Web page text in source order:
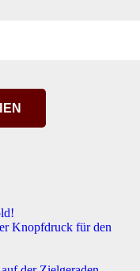
Knopfdruck für den